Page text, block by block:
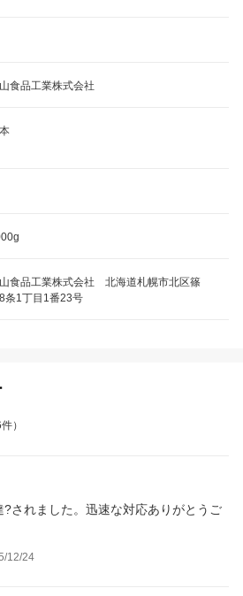
食品工業株式会社
食品工業株式会社 北海道札幌市北区篠
条1丁目1番23号
件）
されました。迅速な対応ありがとうご
12/24